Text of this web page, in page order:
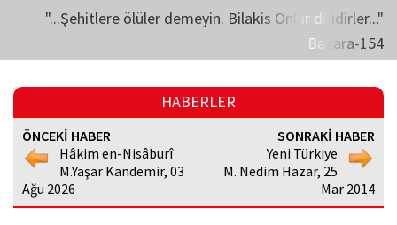
"...Şehitlere ölüler demeyin. Bilakis Onlar diridirler..."
Bakara-154
HABERLER
ÖNCEKİ HABER
Hâkim en-Nisâburî
M.Yaşar Kandemir, 03
Ağu 2026
SONRAKİ HABER
Yeni Türkiye
M. Nedim Hazar, 25
Mar 2014